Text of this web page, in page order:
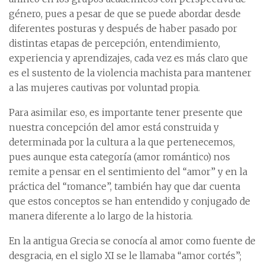
género, pues a pesar de que se puede abordar desde
diferentes posturas y después de haber pasado por
distintas etapas de percepción, entendimiento,
experiencia y aprendizajes, cada vez es más claro que
es el sustento de la violencia machista para mantener
a las mujeres cautivas por voluntad propia.
Para asimilar eso, es importante tener presente que
nuestra concepción del amor está construida y
determinada por la cultura a la que pertenecemos,
pues aunque esta categoría (amor romántico) nos
remite a pensar en el sentimiento del “amor” y en la
práctica del “romance”, también hay que dar cuenta
que estos conceptos se han entendido y conjugado de
manera diferente a lo largo de la historia.
En la antigua Grecia se conocía al amor como fuente de
desgracia, en el siglo XI se le llamaba “amor cortés”;